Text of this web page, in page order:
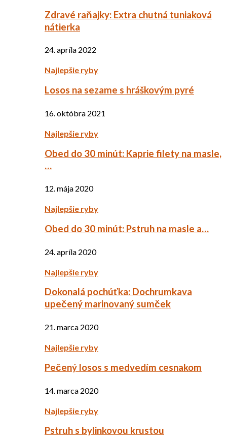
Zdravé raňajky: Extra chutná tuniaková
nátierka
24. apríla 2022
Najlepšie ryby
Losos na sezame s hráškovým pyré
16. októbra 2021
Najlepšie ryby
Obed do 30 minút: Kaprie filety na masle,
…
12. mája 2020
Najlepšie ryby
Obed do 30 minút: Pstruh na masle a…
24. apríla 2020
Najlepšie ryby
Dokonalá pochúťka: Dochrumkava
upečený marinovaný sumček
21. marca 2020
Najlepšie ryby
Pečený losos s medvedím cesnakom
14. marca 2020
Najlepšie ryby
Pstruh s bylinkovou krustou